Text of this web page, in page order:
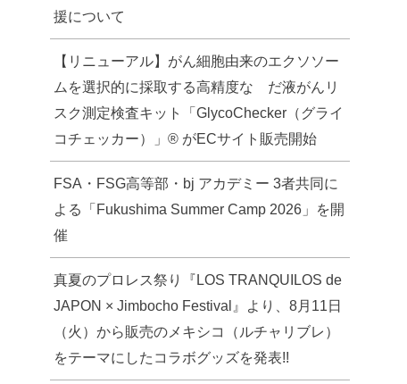
援について
【リニューアル】がん細胞由来のエクソソー
ムを選択的に採取する高精度な だ液がんリ
スク測定検査キット「GlycoChecker（グライ
コチェッカー）」® がECサイト販売開始
FSA・FSG高等部・bj アカデミー 3者共同に
よる「Fukushima Summer Camp 2026」を開
催
真夏のプロレス祭り『LOS TRANQUILOS de
JAPON × Jimbocho Festival』より、8月11日
（火）から販売のメキシコ（ルチャリブレ）
をテーマにしたコラボグッズを発表!!